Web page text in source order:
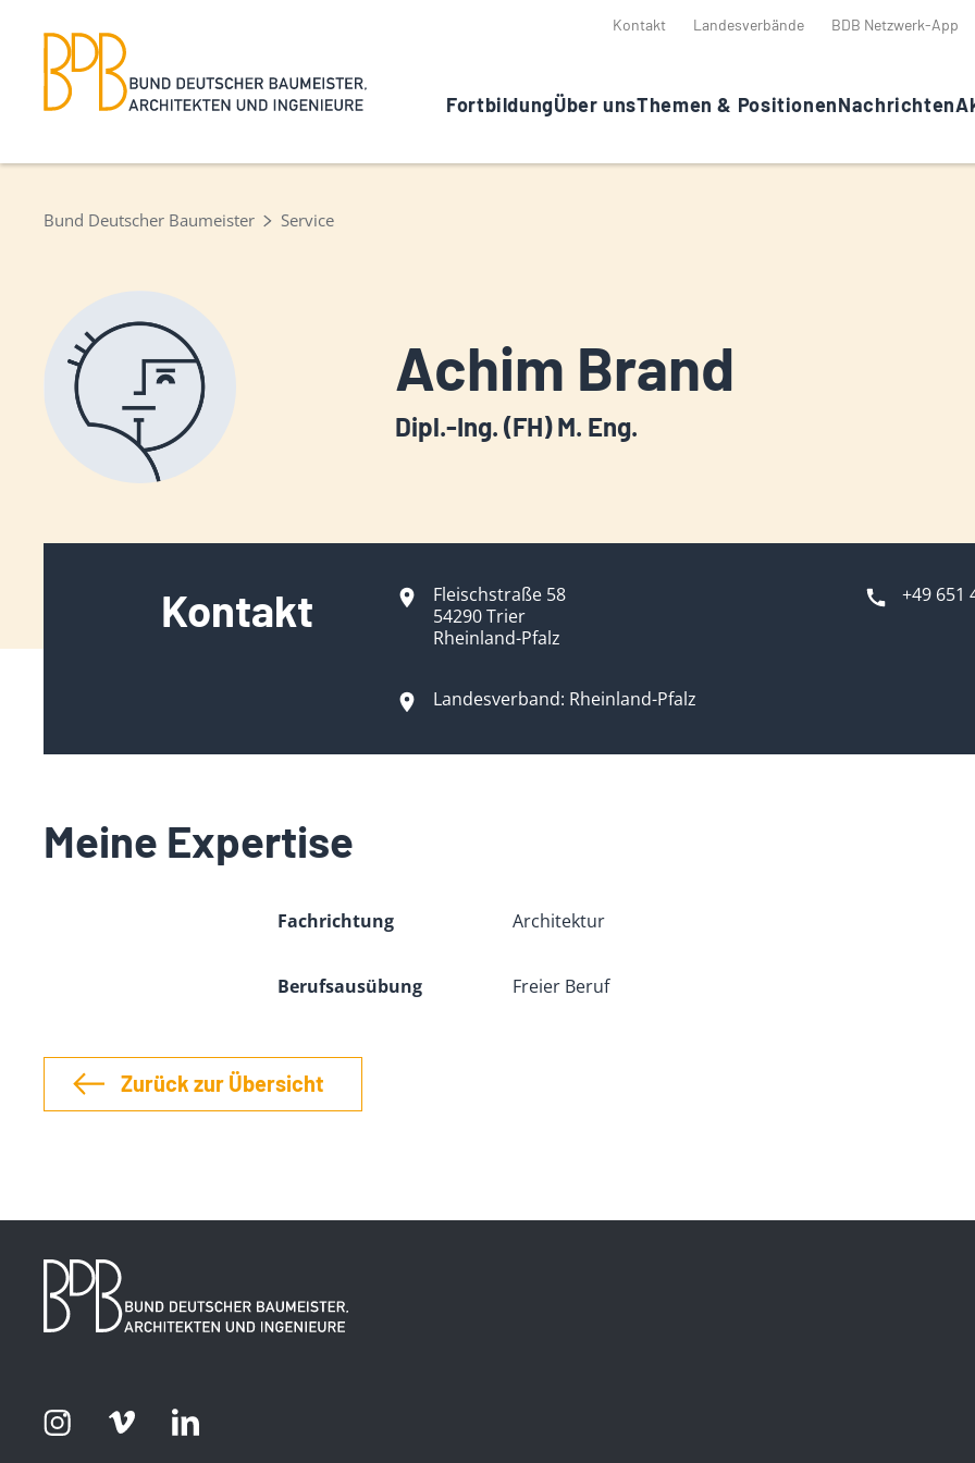
Kontakt Landesverbände BDB Netzwerk-App
FortbildungÜber unsThemen & PositionenNachrichten
Bund Deutscher Baumeister Service
Achim Brand
Dipl.-Ing. (FH) M. Eng.
Kontakt
Fleischstraße 58
54290 Trier
Rheinland-Pfalz
+49 651
Landesverband: Rheinland-Pfalz
Meine Expertise
Fachrichtung Architektur
Berufsausübung Freier Beruf
Zurück zur Übersicht